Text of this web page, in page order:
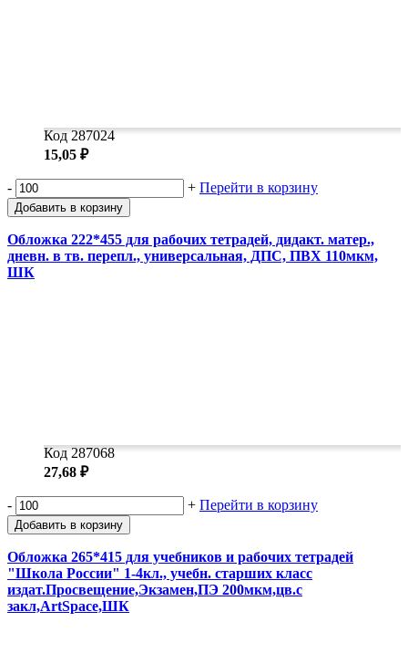
Код 287024
15,05 ₽
- + Перейти в корзину
Добавить в корзину
Обложка 222*455 для рабочих тетрадей, дидакт. матер.,
дневн. в тв. перепл., универсальная, ДПС, ПВХ 110мкм,
ШК
Код 287068
27,68 ₽
- + Перейти в корзину
Добавить в корзину
Обложка 265*415 для учебников и рабочих тетрадей
"Школа России" 1-4кл., учебн. старших класс
издат.Просвещение,Экзамен,ПЭ 200мкм,цв.с
закл,ArtSpace,ШК